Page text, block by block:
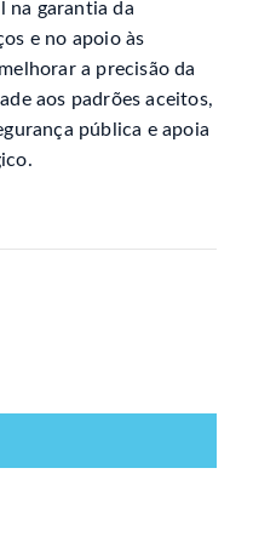
na garantia da
e no apoio às
a precisão da
aos padrões aceitos,
pública e apoia